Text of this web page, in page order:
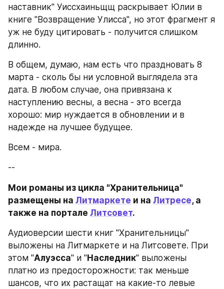
наставник" Уиссхаиньщщ раскрывает Юлии в
книге "Возвращение Улисса", но этот фрагмент я
уж не буду цитировать - получится слишком
длинно.
В общем, думаю, нам есть что праздновать 8
марта - сколь бы ни условной выглядела эта
дата. В любом случае, она привязана к
наступлению весны, а весна - это всегда
хорошо: мир нуждается в обновлении и в
надежде на лучшее будущее.
Всем - мира.
--
Мои романы из цикла "Хранительница"
размещены на Литмаркете и на Литресе, а
также на портале Литсовет.
Аудиоверсии шести книг "Хранительницы"
выложены на Литмаркете и на Литсовете. При
этом "Алуэсса" и "Наследник" выложены
платно из предосторожности: так меньше
шансов, что их растащат на какие-то левые